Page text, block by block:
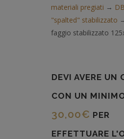
materiali pregiati →
"spalted" stabilizzato
faggio stabilizzato
DEVI AVERE UN
CON UN
30,00€ PER
EFFETTUARE